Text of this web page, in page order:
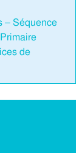
– Séquence
de